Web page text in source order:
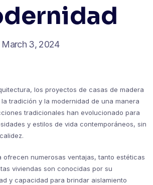
March 3, 2024
los proyectos de casas de madera
tradición y la modernidad de una manera
tradicionales han evolucionado para
y estilos de vida contemporáneos, sin
ofrecen numerosas ventajas, tanto estéticas
viviendas son conocidas por su
y capacidad para brindar aislamiento